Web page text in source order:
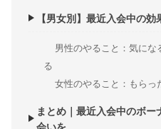
【男女別】最近入会中の
男性のやること：気に
る
女性のやること：もらっ
まとめ｜最近入会中のボ
会いを